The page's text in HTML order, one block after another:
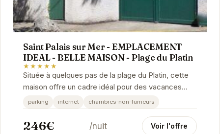
Saint Palais sur Mer - EMPLACEMENT
IDEAL - BELLE MAISON - Plage du Platin
★★★★★
Située à quelques pas de la plage du Platin, cette
maison offre un cadre idéal pour des vacances
relaxantes. Avec ses équipements modernes et
son...
parking internet chambres-non-fumeurs
246€ /nuit Voir l'offre